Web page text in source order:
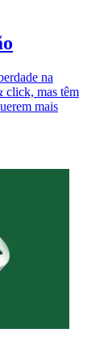
na
click, mas têm
mais